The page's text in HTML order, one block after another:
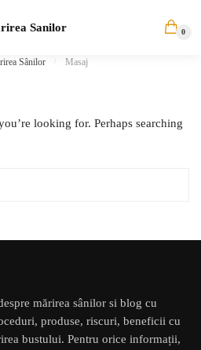
Sanilor 0
Sânilor / Masaj
looking for. Perhaps searching
mărirea sânilor si blog cu
produse, riscuri, beneficii cu
bustului. Pentru orice informații,